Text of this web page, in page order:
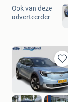
Ook van deze
adverteerder
in
Mijn